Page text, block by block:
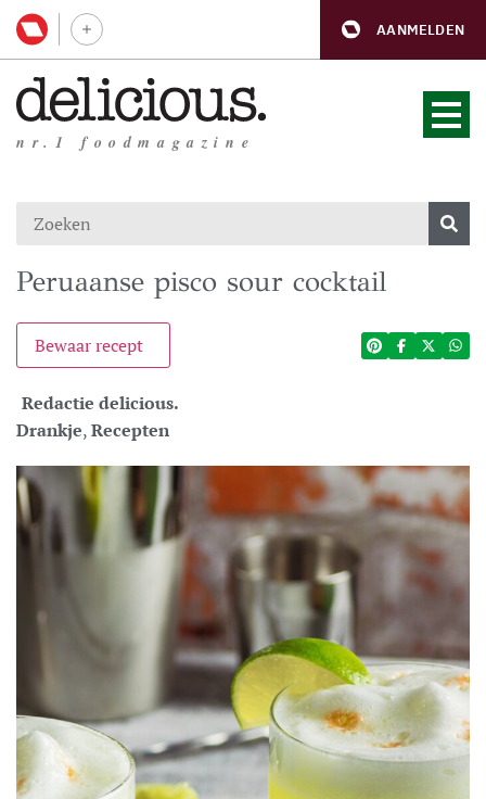
AANMELDEN
nr.1 foodmagazine
Peruaanse pisco sour cocktail
Bewaar recept
Redactie delicious.
Drankje,Recepten